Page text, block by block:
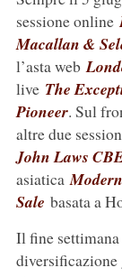
sessione online
Macallan &
l’asta web
live The
Pioneer. Sul
altre due
John Laws
asiatica
Sale basata a
Il fine
diversificazione